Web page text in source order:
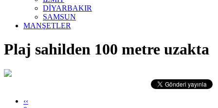
DİYARBAKIR
SAMSUN
MANŞETLER
Plaj sahilden 100 metre uzakta
‹‹